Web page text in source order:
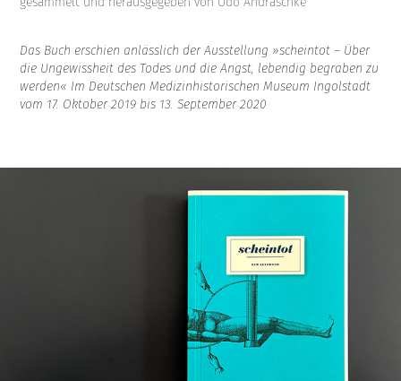
Das Buch erschien anlässlich der Ausstellung »scheintot – Über
die Ungewissheit des Todes und die Angst, lebendig begraben zu
werden« Im Deutschen Medizinhistorischen Museum Ingolstadt
vom 17. Oktober 2019 bis 13. September 2020